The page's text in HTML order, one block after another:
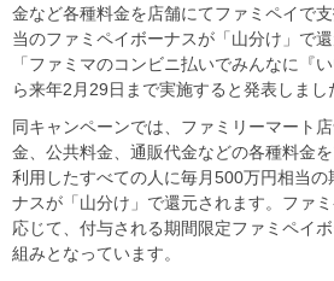
金など各種料金を店舗にてファミペイで
当のファミペイボーナスが「山分け」で
「ファミマのコンビニ払いでみんなに『
ら来年2月29日まで実施すると発表しまし
同キャンペーンでは、ファミリーマート
金、公共料金、通販代金などの各種料金を
利用したすべての人に毎月500万円相当
ナスが「山分け」で還元されます。ファ
応じて、付与される期間限定ファミペイ
組みとなっています。